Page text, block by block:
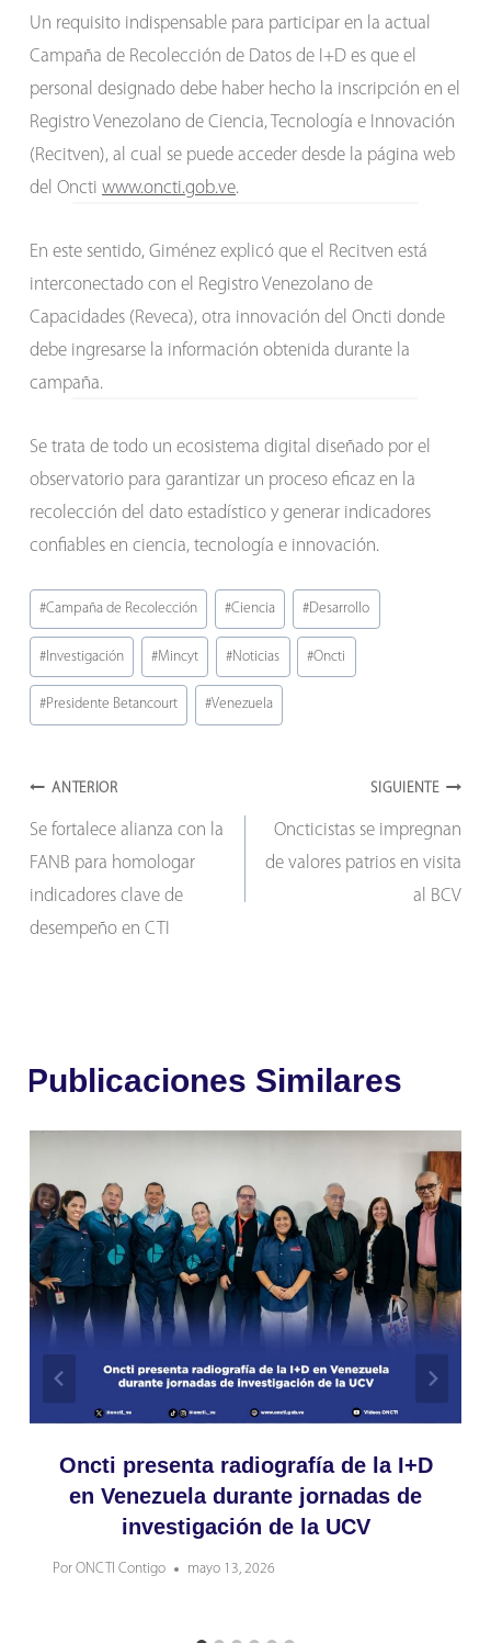
Un requisito indispensable para participar en la actual
Campaña de Recolección de Datos de I+D es que el
personal designado debe haber hecho la inscripción en el
Registro Venezolano de Ciencia, Tecnología e Innovación
(Recitven), al cual se puede acceder desde la página web
del Oncti www.oncti.gob.ve.
En este sentido, Giménez explicó que el Recitven está
interconectado con el Registro Venezolano de
Capacidades (Reveca), otra innovación del Oncti donde
debe ingresarse la información obtenida durante la
campaña.
Se trata de todo un ecosistema digital diseñado por el
observatorio para garantizar un proceso eficaz en la
recolección del dato estadístico y generar indicadores
confiables en ciencia, tecnología e innovación.
Etiquetas
de
la
entrada:
#Campaña de Recolección #Ciencia #Desarrollo
# Investigación #Mincyt #Noticias #Oncti
#Presidente Betancourt #Venezuela
Navegación
de
entradas
ANTERIOR
Se fortalece alianza con la
FANB para homologar
indicadores clave de
desempeño en CTI
SIGUIENTE
Oncticistas se impregnan
de valores patrios en visita
al BCV
Publicaciones Similares
Oncti presenta radiografía de la I+D
en Venezuela durante jornadas de
investigación de la UCV
Por ONCTI Contigo mayo 13, 2026